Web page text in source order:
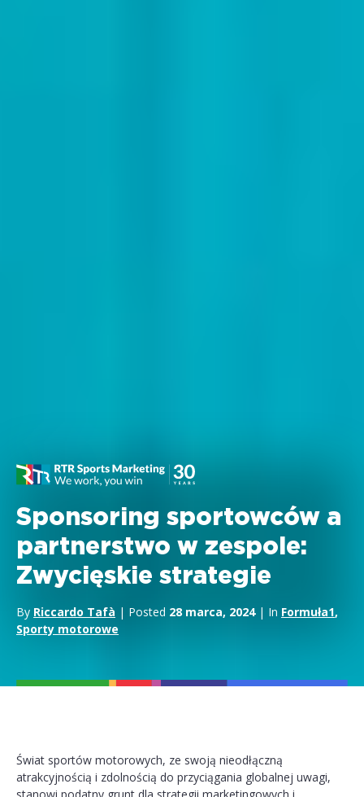
Sponsoring sportowców a
partnerstwo w zespole:
Zwycięskie strategie
By Riccardo Tafà | Posted 28 marca, 2024| In Formuła1,
Sporty motorowe
Świat sportów motorowych, ze swoją nieodłączną
atrakcyjnością i zdolnością do przyciągania globalnej uwagi,